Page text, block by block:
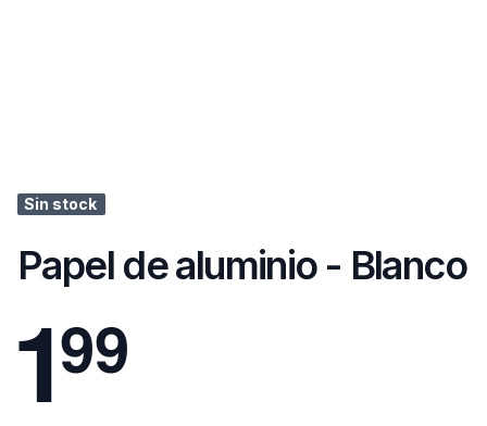
Sin stock
Papel de aluminio - Blanco
199